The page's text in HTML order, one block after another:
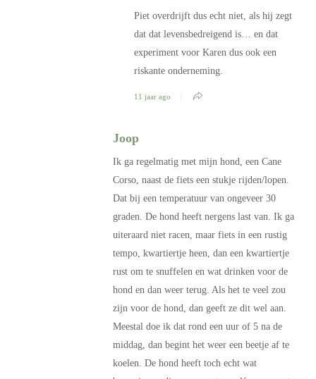
Piet overdrijft dus echt niet, als hij zegt
dat dat levensbedreigend is… en dat
experiment voor Karen dus ook een
riskante onderneming.
11 jaar ago
Joop
Ik ga regelmatig met mijn hond, een Cane
Corso, naast de fiets een stukje rijden/lopen.
Dat bij een temperatuur van ongeveer 30
graden. De hond heeft nergens last van. Ik ga
uiteraard niet racen, maar fiets in een rustig
tempo, kwartiertje heen, dan een kwartiertje
rust om te snuffelen en wat drinken voor de
hond en dan weer terug. Als het te veel zou
zijn voor de hond, dan geeft ze dit wel aan.
Meestal doe ik dat rond een uur of 5 na de
middag, dan begint het weer een beetje af te
koelen. De hond heeft toch echt wat